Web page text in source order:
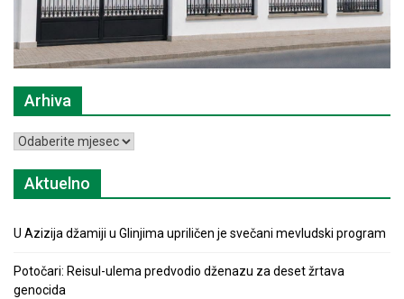
Arhiva
Arhiva
Aktuelno
U Azizija džamiji u Glinjima upriličen je svečani mevludski program
Potočari: Reisul-ulema predvodio dženazu za deset žrtava
genocida